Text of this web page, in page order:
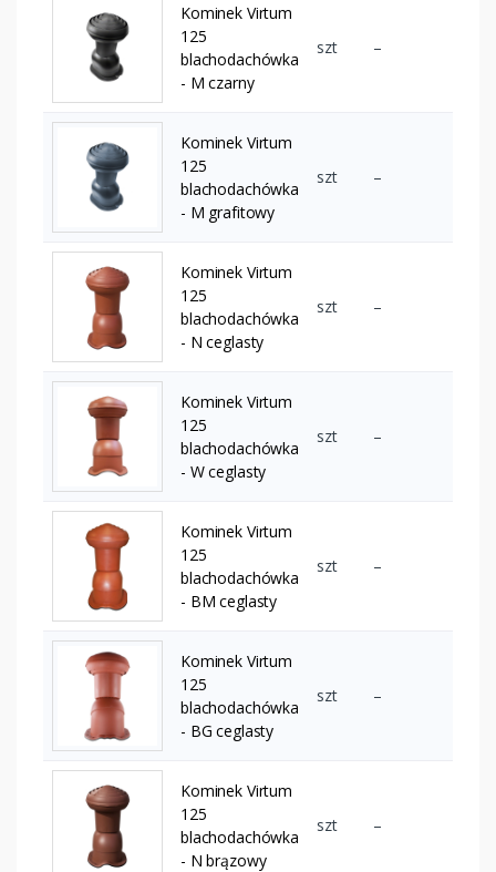
Kominek Virtum
125
blachodachówka
- M czarny
szt –
Kominek Virtum
125
blachodachówka
- M grafitowy
szt –
Kominek Virtum
125
blachodachówka
- N ceglasty
szt –
Kominek Virtum
125
blachodachówka
- W ceglasty
szt –
Kominek Virtum
125
blachodachówka
- BM ceglasty
szt –
Kominek Virtum
125
blachodachówka
- BG ceglasty
szt –
Kominek Virtum
125
blachodachówka
- N brązowy
szt –